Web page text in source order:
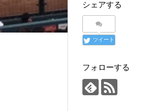
シェアする
ツイート
フォローする